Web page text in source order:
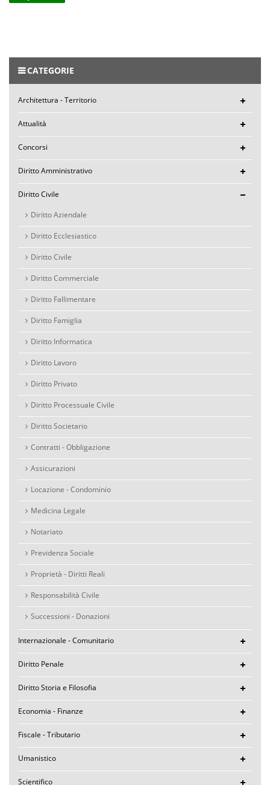
CATEGORIE
Architettura - Territorio
Attualità
Concorsi
Diritto Amministrativo
Diritto Civile
Diritto Aziendale
Diritto Ecclesiastico
Diritto Civile
Diritto Commerciale
Diritto Fallimentare
Diritto Famiglia
Diritto Informatica
Diritto Lavoro
Diritto Privato
Diritto Processuale Civile
Diritto Societario
Contratti - Obbligazione
Assicurazioni
Locazione - Condominio
Medicina Legale
Notariato
Previdenza Sociale
Proprietà - Diritti Reali
Responsabilità Civile
Successioni - Donazioni
Internazionale - Comunitario
Diritto Penale
Diritto Storia e Filosofia
Economia - Finanze
Fiscale - Tributario
Umanistico
Scientifico